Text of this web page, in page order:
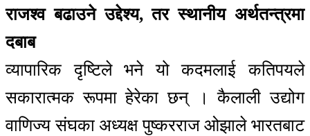
राजश्व बढाउने उद्देश्य, तर स्थानीय अर्थतन्त्रमा
दबाब
व्यापारिक दृष्टिले भने यो कदमलाई कतिपयले
सकारात्मक रूपमा हेरेका छन् । कैलाली उद्योग
वाणिज्य संघका अध्यक्ष पुष्करराज ओझाले भारतबाट